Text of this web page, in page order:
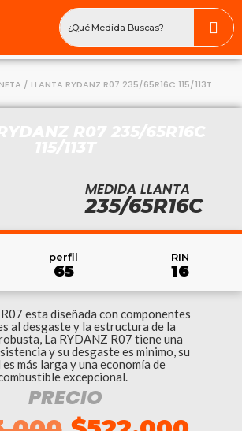
/ LLANTA RYDANZ R07 235/65R16C 115/113T
MEDIDA LLANTA
235/65R16C
perfil
65
RIN
16
esta diseñada con componentes
al desgaste y la estructura de la
La RYDANZ R07 tiene una
y su desgaste es minimo, su
más larga y una economía de
excepcional.
PRECIO